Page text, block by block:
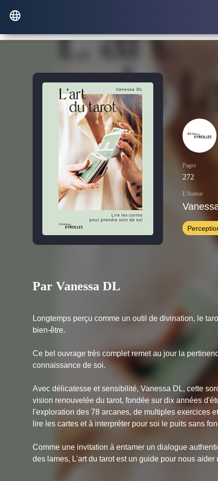
Pages
272
L'Auteur
Par Vanessa DL
Longtemps perçu comme un outil de divination, le
bien-être.
Ce bel ouvrage très complet remet au jour la
connaissance de soi.
Avec délicatesse et sensibilité, Vanessa DL, cette
vision renouvelée du tarot, fondée sur dix années
l'exploration des 78 arcanes, de multiples exercices
lire les cartes et à interpréter pour soi le puits sans
Comme une invitation à entamer un dialogue
des lames, L'art du tarotest un guide pour nous aider